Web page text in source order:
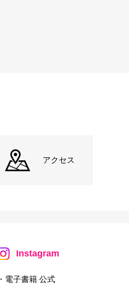
アクセス
Instagram
・電子書籍 公式